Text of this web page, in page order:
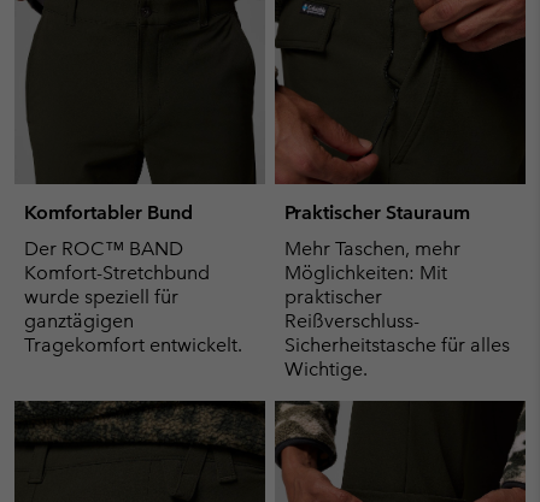
Komfortabler Bund
Der ROC™ BAND
Komfort-Stretchbund
wurde speziell für
ganztägigen
Tragekomfort entwickelt.
Praktischer Stauraum
Mehr Taschen, mehr
Möglichkeiten: Mit
praktischer
Reißverschluss-
Sicherheitstasche für alles
Wichtige.